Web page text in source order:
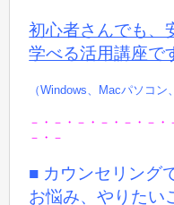
初心者さんでも、
学べる活用講座で
（Windows、Macパソコン
－・－・－・－・－・－・
－・－
■ カウンセリング
お悩み、やりたい